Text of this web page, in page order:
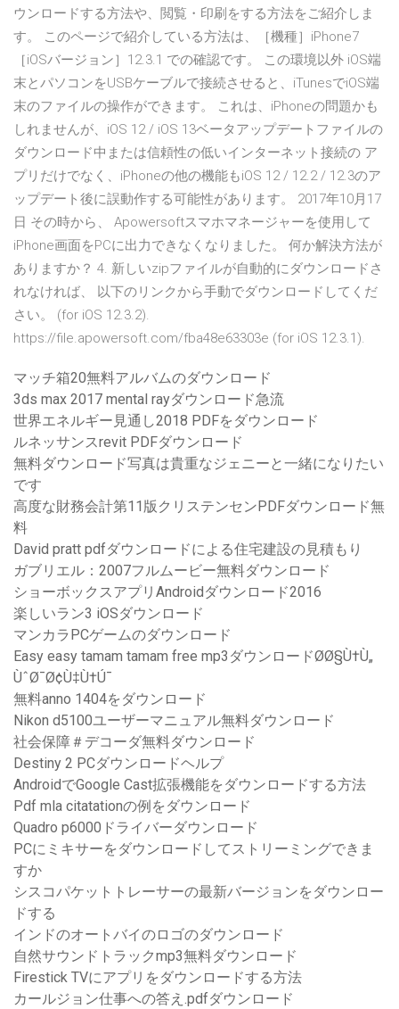
ウンロードする方法や、閲覧・印刷をする方法をご紹介しま
す。 このページで紹介している方法は、［機種］iPhone7
［iOSバージョン］12.3.1 での確認です。 この環境以外 iOS端
末とパソコンをUSBケーブルで接続させると、iTunesでiOS端
末のファイルの操作ができます。 これは、iPhoneの問題かも
しれませんが、iOS 12 / iOS 13ベータアップデートファイルの
ダウンロード中または信頼性の低いインターネット接続の ア
プリだけでなく、iPhoneの他の機能もiOS 12 / 12.2 / 12.3のア
ップデート後に誤動作する可能性があります。 2017年10月17
日 その時から、 Apowersoftスマホマネージャーを使用して
iPhone画面をPCに出力できなくなりました。 何か解決方法が
ありますか？ 4. 新しいzipファイルが自動的にダウンロードさ
れなければ、 以下のリンクから手動でダウンロードしてくだ
さい。 (for iOS 12.3.2).
https://file.apowersoft.com/fba48e63303e (for iOS 12.3.1).
マッチ箱20無料アルバムのダウンロード
3ds max 2017 mental rayダウンロード急流
世界エネルギー見通し2018 PDFをダウンロード
ルネッサンスrevit PDFダウンロード
無料ダウンロード写真は貴重なジェニーと一緒になりたい
です
高度な財務会計第11版クリステンセンPDFダウンロード無
料
David pratt pdfダウンロードによる住宅建設の見積もり
ガブリエル：2007フルムービー無料ダウンロード
ショーボックスアプリAndroidダウンロード2016
楽しいラン3 iOSダウンロード
マンカラPCゲームのダウンロード
Easy easy tamam tamam free mp3ダウンロードØØ§Ù†Ù„
ÙˆØ¯Ø¢Ù‡Ù†Ú¯
無料anno 1404をダウンロード
Nikon d5100ユーザーマニュアル無料ダウンロード
社会保障＃デコーダ無料ダウンロード
Destiny 2 PCダウンロードヘルプ
AndroidでGoogle Cast拡張機能をダウンロードする方法
Pdf mla citatationの例をダウンロード
Quadro p6000ドライバーダウンロード
PCにミキサーをダウンロードしてストリーミングできま
すか
シスコパケットトレーサーの最新バージョンをダウンロー
ドする
インドのオートバイのロゴのダウンロード
自然サウンドトラックmp3無料ダウンロード
Firestick TVにアプリをダウンロードする方法
カールジョン仕事への答え.pdfダウンロード